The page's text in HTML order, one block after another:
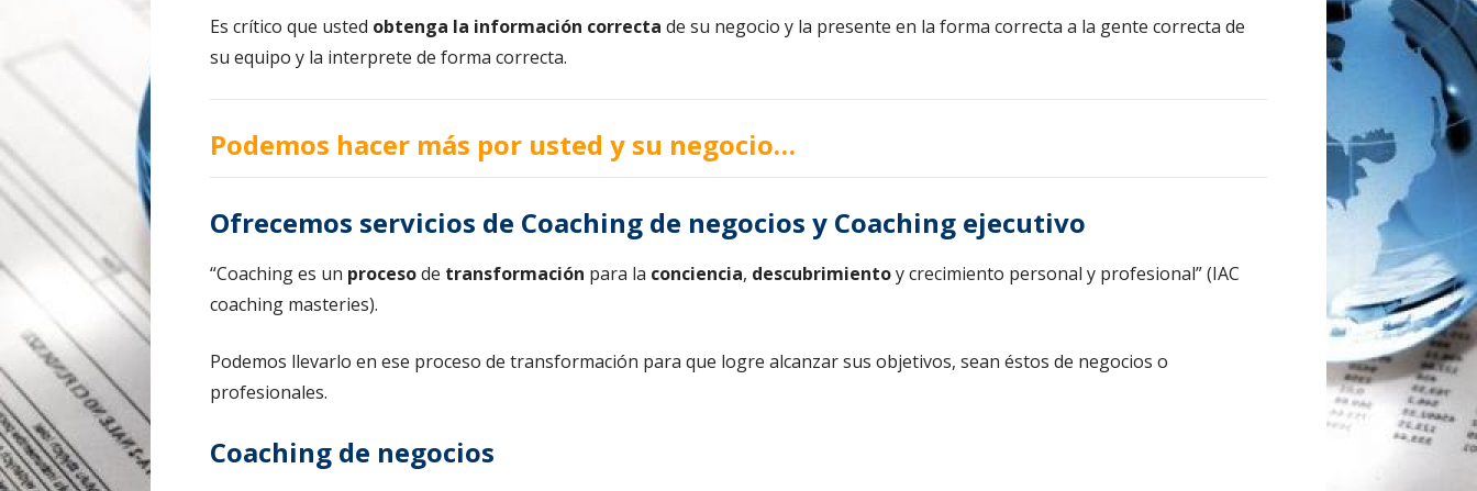
Es crítico que usted obtenga la información correcta de su negocio y la presente en la forma correcta a la gente correcta de
su equipo y la interprete de forma correcta.
Podemos hacer más por usted y su negocio…
Ofrecemos servicios de Coaching de negocios y Coaching ejecutivo
“Coaching es un procesode transformación para la conciencia, descubrimientoy crecimiento personal y profesional” (IAC
coaching masteries).
Podemos llevarlo en ese proceso de transformación para que logre alcanzar sus objetivos, sean éstos de negocios o
profesionales.
Coaching de negocios